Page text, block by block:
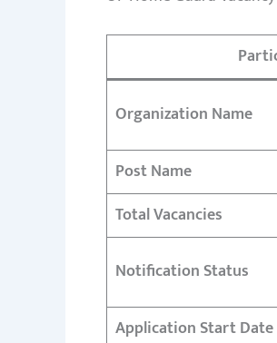
Organization Name
Post Name
Total Vacancies
Notification Status
Application Start Date